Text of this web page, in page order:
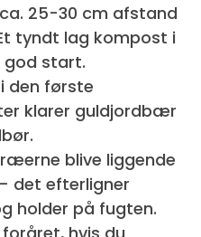
25-30 cm afstand
tyndt lag kompost i
god start.
den første
klarer guldjordbær
blive liggende
det efterligner
holder på fugten.